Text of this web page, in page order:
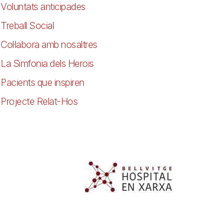
Voluntats anticipades
Treball Social
Col·labora amb nosaltres
La Simfonia dels Herois
Pacients que inspiren
Projecte Relat-Hos